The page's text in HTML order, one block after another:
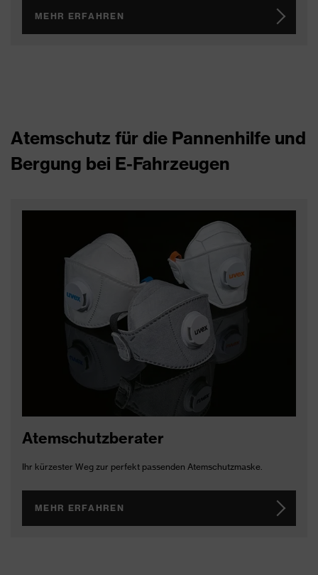
MEHR ERFAHREN
Atemschutz für die Pannenhilfe und
Bergung bei E-Fahrzeugen
Atemschutzberater
Ihr kürzester Weg zur perfekt passenden Atemschutzmaske.
MEHR ERFAHREN